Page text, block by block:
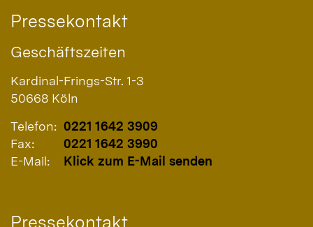
Pressekontakt
Geschäftszeiten
Kardinal-Frings-Str. 1-3
50668 Köln
Telefon: 0221 1642 3909
Fax:
0221 1642 3990
E-Mail:
Klick zum E-Mail senden
Pressekontakt